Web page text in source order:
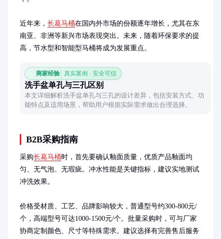
近年来， 长葛马桶在国内外市场的份额逐年增长，尤其在东
南亚、非洲等新兴市场表现突出。未来，随着环保要求的提
高，节水型和智能型马桶将成为发展重点。
商家经验 真实案例 · 安全可信
洗手盆单孔与三孔区别
本文详细解析洗手盆单孔与三孔的设计差异，包括安装方式、功
能特点及适用场景，帮助用户根据实际需求做出合理选择。
B2B采购指南
采购长葛马桶时，首先要确认釉面质量，优质产品釉面均
匀、无气泡、无瑕疵。冲水性能是关键指标，建议实地测试
冲洗效果。
价格受材质、工艺、品牌影响较大，普通型号约300-800元/
个，高端型号可达1000-1500元/个。批量采购时，可与厂家
协商定制颜色、尺寸等特殊需求。建议选择有完善售后服务